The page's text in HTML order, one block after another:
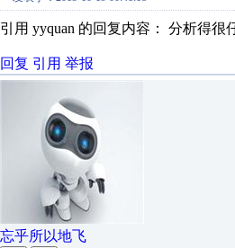
引用 yyquan 的回复内容： 分析得很
回复 引用 举报
忘乎所以地飞